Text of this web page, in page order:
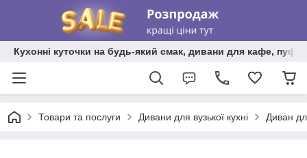
Кухонні куточки на будь-який смак, дивани для кафе,
Товари та послуги Дивани для вузької кухні Диван